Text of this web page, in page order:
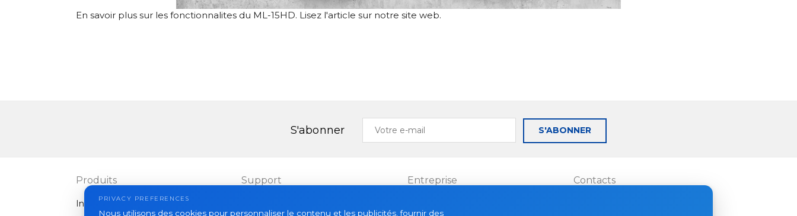
En savoir plus sur les fonctionnalites du ML-15HD. Lisez l'article sur notre site web.
S'abonner
Votre
S'ABONNER
Produits
Interphones vidéo
Support Entreprise Contacts
PRIVACY PREFERENCES
Nous utilisons des cookies pour personnaliser le contenu et les publicités, fournir des